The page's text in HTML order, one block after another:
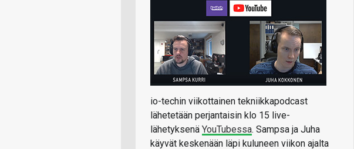
io-techin viikottainen tekniikkapodcast
lähetetään perjantaisin klo 15 live-
lähetyksenä YouTubessa. Sampsa ja Juha
käyvät keskenään läpi kuluneen viikon ajalta